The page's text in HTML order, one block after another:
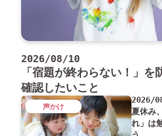
2026/08/10
「宿題が終わらない！」を
確認したいこと
2026/
夏休み
れ」は
声かけ